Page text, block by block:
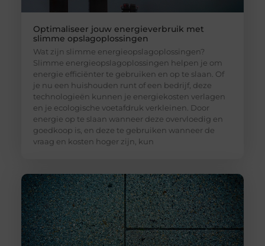
Optimaliseer jouw energieverbruik met
slimme opslagoplossingen
Wat zijn slimme energieopslagoplossingen?
Slimme energieopslagoplossingen helpen je om
energie efficiënter te gebruiken en op te slaan. Of
je nu een huishouden runt of een bedrijf, deze
technologieën kunnen je energiekosten verlagen
en je ecologische voetafdruk verkleinen. Door
energie op te slaan wanneer deze overvloedig en
goedkoop is, en deze te gebruiken wanneer de
vraag en kosten hoger zijn, kun